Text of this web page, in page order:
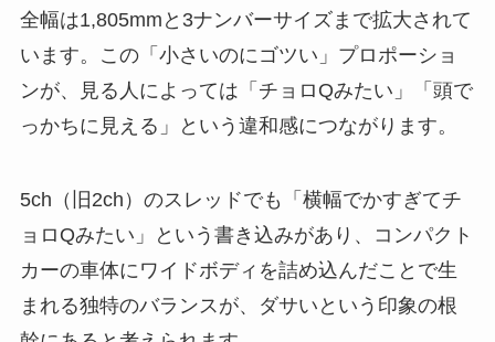
全幅は1,805mmと3ナンバーサイズまで拡大されて
います。この「小さいのにゴツい」プロポーショ
ンが、見る人によっては「チョロQみたい」「頭で
っかちに見える」という違和感につながります。
5ch（旧2ch）のスレッドでも「横幅でかすぎてチ
ョロQみたい」という書き込みがあり、コンパクト
カーの車体にワイドボディを詰め込んだことで生
まれる独特のバランスが、ダサいという印象の根